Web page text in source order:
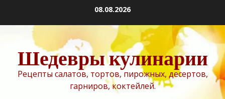
содержимому
08.08.2026
Шедевры кулинарии
Рецепты салатов, тортов, пирожных, десертов,
гарниров, коктейлей.